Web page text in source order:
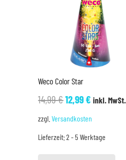
Weco Color Star
14,99€Ursprünglicher
Preis
14,99 €
12,99€Aktueller
12,99 €.
inkl. MwSt.
zzgl.Versandkosten
Lieferzeit:2 - 5 Werktage